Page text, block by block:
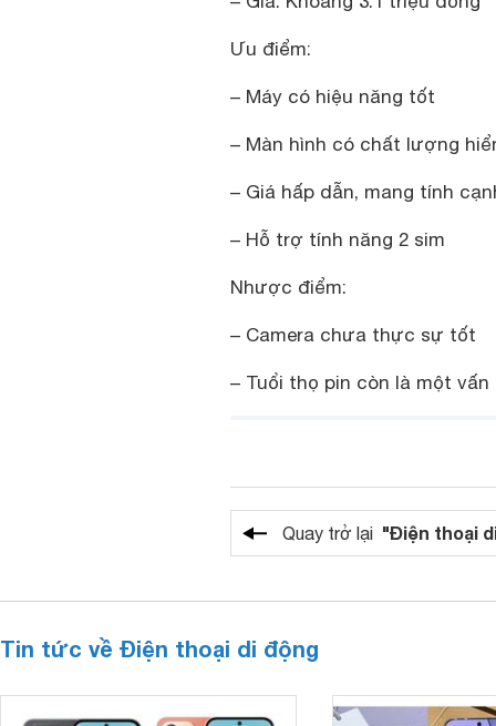
Ưu điểm:
– Máy có hiệu năng tốt
– Màn hình có chất lượng
– Giá hấp dẫn, mang tính
– Hỗ trợ tính năng 2 sim
Nhược điểm:
– Camera chưa thực sự tốt
– Tuổi thọ pin còn là một
Quay trở lại "Điện thoại
Tin tức về Điện thoại di động